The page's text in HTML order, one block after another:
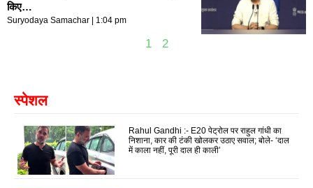
किए…
Suryodaya Samachar 1:04 pm
1 2
स्पेशल
Rahul Gandhi :- E20 पेट्रोल पर राहुल गांधी का
निशाना, कार की टंकी खोलकर उठाए सवाल; बोले- ‘दाल
में काला नहीं, पूरी दाल ही काली’